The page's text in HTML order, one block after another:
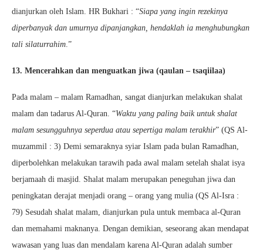
dianjurkan oleh Islam. HR Bukhari : “Siapa yang ingin rezekinya
diperbanyak dan umurnya dipanjangkan, hendaklah ia menghubungkan
tali silaturrahim.”
13. Mencerahkan dan menguatkan jiwa (qaulan – tsaqiilaa)
Pada malam – malam Ramadhan, sangat dianjurkan melakukan shalat
malam dan tadarus Al-Quran. “Waktu yang paling baik untuk shalat
malam sesungguhnya seperdua atau sepertiga malam terakhir” (QS Al-
muzammil : 3) Demi semaraknya syiar Islam pada bulan Ramadhan,
diperbolehkan melakukan tarawih pada awal malam setelah shalat isya
berjamaah di masjid. Shalat malam merupakan peneguhan jiwa dan
peningkatan derajat menjadi orang – orang yang mulia (QS Al-Isra :
79) Sesudah shalat malam, dianjurkan pula untuk membaca al-Quran
dan memahami maknanya. Dengan demikian, seseorang akan mendapat
wawasan yang luas dan mendalam karena Al-Quran adalah sumber